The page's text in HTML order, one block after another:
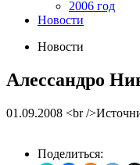
2006 год
Новости
Новости
Алессандро
01.09.2008 <br /
Поделиться: